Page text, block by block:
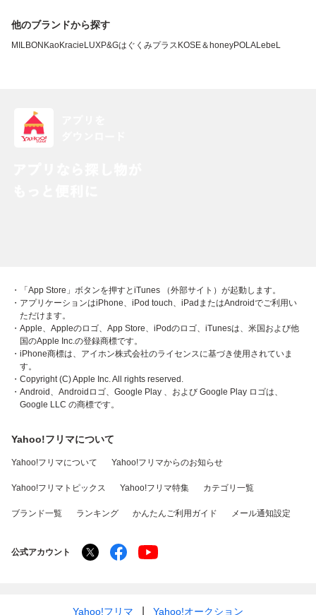
他のブランドから探す
MILBON KaoKracie LUXP&Gはぐくみプラス KOSE＆honeyPOLALebeL
・「App Store」ボタンを押すとiTunes （外部サイト）が起動します。
・アプリケーションはiPhone、iPod touch、iPadまたはAndroidでご利用い
ただけます。
・Apple、Appleのロゴ、App Store、iPodのロゴ、iTunesは、米国および他
国のApple Inc.の登録商標です。
・iPhone商標は、アイホン株式会社のライセンスに基づき使用されていま
す。
・Copyright (C) Apple Inc. All rights reserved.
・Android、Androidロゴ、Google Play 、および Google Play ロゴは、
Google LLC の商標です。
Yahoo!フリマについて
Yahoo!フリマについて Yahoo!フリマからのお知らせ
Yahoo!フリマトピックス Yahoo!フリマ特集 カテゴリ一覧
ブランド一覧 ランキング かんたんご利用ガイド メール通知設定
公式アカウント
Yahoo!フリマ Yahoo!オークション